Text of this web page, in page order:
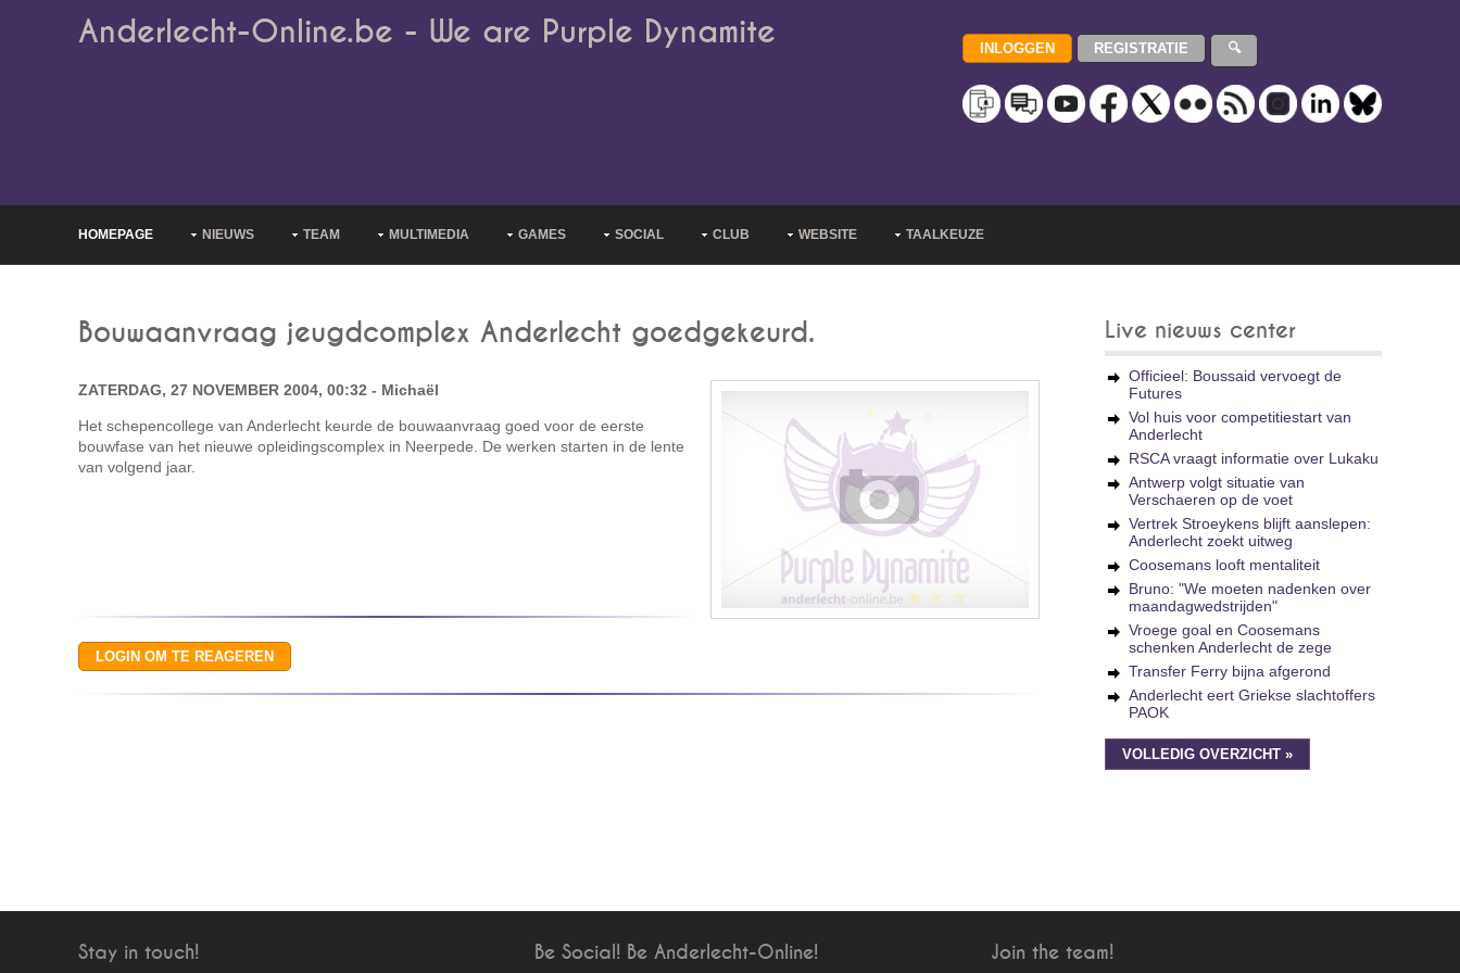
Anderlecht-Online.be - We are Purple Dynamite
HOMEPAGE NIEUWS TEAM MULTIMEDIA GAMES SOCIAL CLUB WEBSITE TAALKEUZE
Bouwaanvraag jeugdcomplex Anderlecht goedgekeurd.
ZATERDAG, 27 NOVEMBER 2004, 00:32 - Michaël
Het schepencollege van Anderlecht keurde de bouwaanvraag goed voor de eerste
bouwfase van het nieuwe opleidingscomplex in Neerpede. De werken starten in de lente
van volgend jaar.
Live nieuws center
Officieel: Boussaid vervoegt de
Futures
Vol huis voor competitiestart van
Anderlecht
RSCA vraagt informatie over Lukaku
Antwerp volgt situatie van
Verschaeren op de voet
Vertrek Stroeykens blijft aanslepen:
Anderlecht zoekt uitweg
Coosemans looft mentaliteit
Bruno: "We moeten nadenken over
maandagwedstrijden"
Vroege goal en Coosemans
schenken Anderlecht de zege
Transfer Ferry bijna afgerond
Anderlecht eert Griekse slachtoffers
PAOK
VOLLEDIG OVERZICHT »
Stay in touch! Be Social! Be Anderlecht-Online! Join the team!